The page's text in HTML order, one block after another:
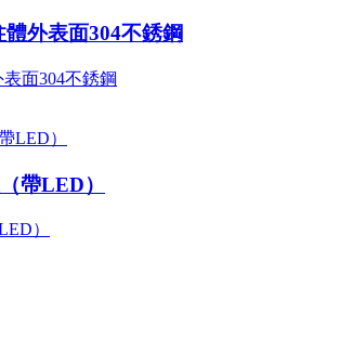
外表面304不銹鋼
面304不銹鋼
帶LED）
）